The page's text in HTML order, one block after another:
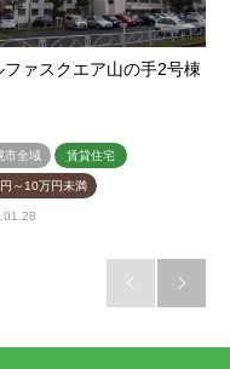
ファスクエア山の手2号棟
市全域 賃貸住宅
～10万円未満
 